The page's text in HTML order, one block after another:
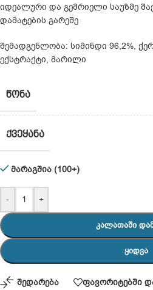
იდეალური და გემრიელი საუზმე
დამატების გარეშე
შემადგენლობა: სიმინდი 96,2%,
ექსტრაქტი, მარილი
ᲬᲝᲜᲐ
ᲥᲕᲔᲧᲐᲜᲐ
მარაგშია (100+)
- +
ᲙᲐᲚᲐᲗᲐᲨᲘ
ᲧᲘᲓᲕᲐ
შედარება ფავორიტებში